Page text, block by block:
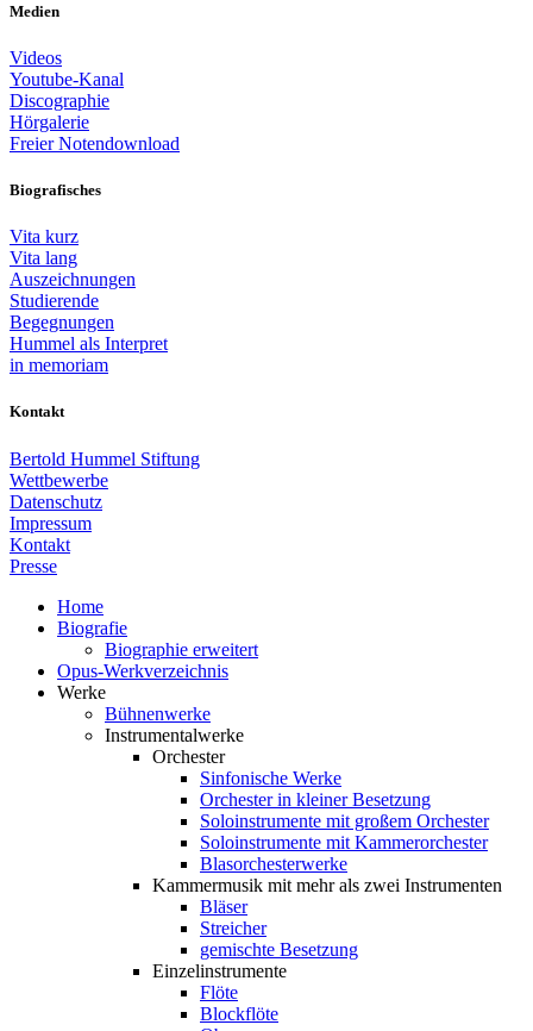
Medien
Videos
Youtube-Kanal
Discographie
Hörgalerie
Freier Notendownload
Biografisches
Vita kurz
Vita lang
Auszeichnungen
Studierende
Begegnungen
Hummel als Interpret
in memoriam
Kontakt
Bertold Hummel Stiftung
Wettbewerbe
Datenschutz
Impressum
Kontakt
Presse
Home
Biografie
Biographie erweitert
Opus-Werkverzeichnis
Werke
Bühnenwerke
Instrumentalwerke
Orchester
Sinfonische Werke
Orchester in kleiner Besetzung
Soloinstrumente mit großem Orchester
Soloinstrumente mit Kammerorchester
Blasorchesterwerke
Kammermusik mit mehr als zwei Instrumenten
Bläser
Streicher
gemischte Besetzung
Einzelinstrumente
Flöte
Blockflöte